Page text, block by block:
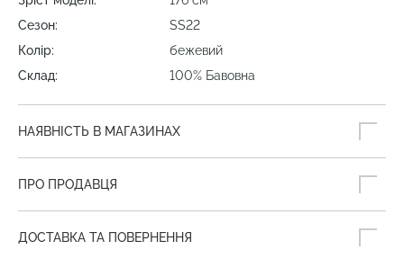
Сезон:
SS22
Колір:
бежевий
Склад:
100% Бавовна
НАЯВНІСТЬ В МАГАЗИНАХ
ПРО ПРОДАВЦЯ
ДОСТАВКА ТА ПОВЕРНЕННЯ